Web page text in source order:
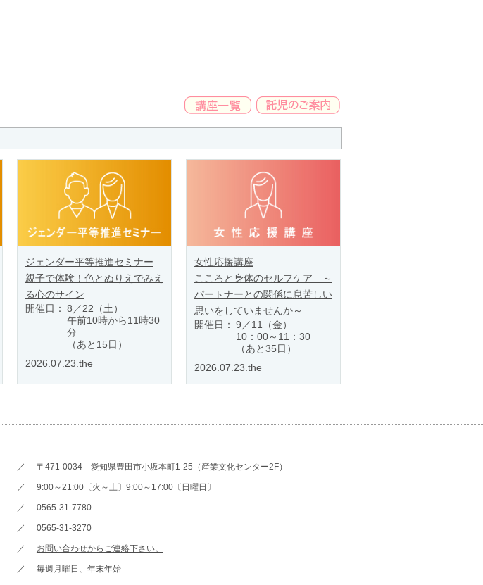
ジェンダー平等推進セミナー
親子で体験！色とぬりえでみえ
る心のサイン
開催日： 8／22（土）
午前10時から11時30
分
（あと15日）
2026.07.23.the
女性応援講座
こころと身体のセルフケア ～
パートナーとの関係に息苦しい
思いをしていませんか～
開催日： 9／11（金）
10：00～11：30
（あと35日）
2026.07.23.the
／ 〒471-0034 愛知県豊田市小坂本町1-25 （産業文化センター2F）
／ 9:00～21:00〔火～土〕9:00～17:00〔日曜日〕
／ 0565-31-7780
／ 0565-31-3270
／ お問い合わせからご連絡下さい。
／ 毎週月曜日、年末年始